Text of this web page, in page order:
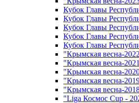
Кубок Главы
Кубок Главы
Кубок Главы
Кубок Главы
Кубок Главы
"Крымская весна-
"Крымская весна-
"Крымская весна-
"Крымская весна-
"Крымская весна-
"Liga Космос Cup -